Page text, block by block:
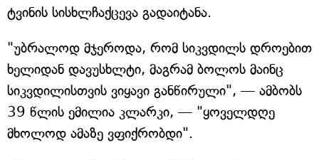
ტვინის სისხლჩაქცევა გადაიტანა.
"უბრალოდ მჯეროდა, რომ სიკვდილს დროებით
ხელიდან დავუსხლტი, მაგრამ ბოლოს მაინც
სიკვდილისთვის ვიყავი განწირული", — ამბობს
39 წლის ემილია კლარკი, — "ყოველდღე
მხოლოდ ამაზე ვფიქრობდი".